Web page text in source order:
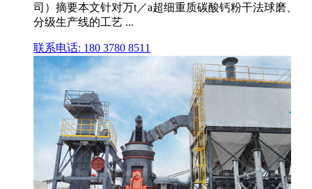
司）摘要本文针对万t／a超细重质碳酸钙粉干法球磨、
分级生产线的工艺 ...
联系电话: 180 3780 8511